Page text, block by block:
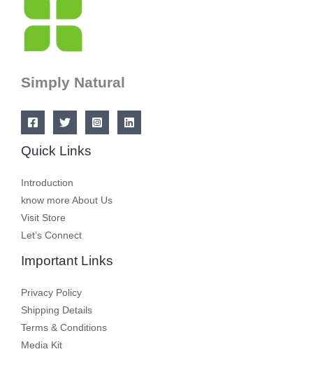
Simply Natural
Quick Links
Introduction
know more About Us
Visit Store
Let’s Connect
Important Links
Privacy Policy
Shipping Details
Terms & Conditions
Media Kit